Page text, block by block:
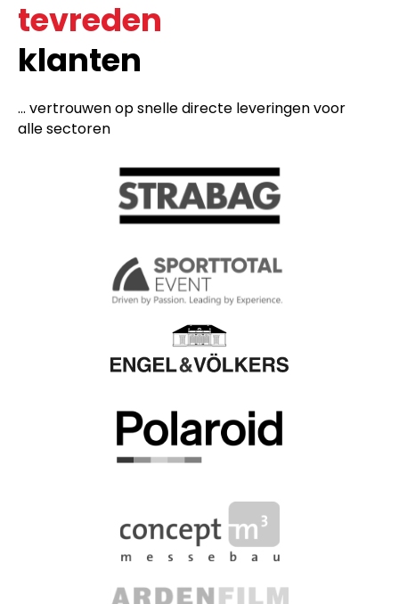
tevreden
klanten
... vertrouwen op snelle directe leveringen voor
alle sectoren